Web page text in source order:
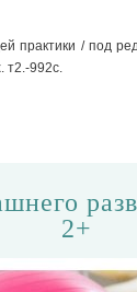
практики / под
т2.-992с.
2+